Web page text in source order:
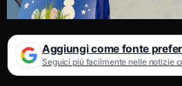
Aggiungi come fonte
Seguici più facilmente nelle notizie